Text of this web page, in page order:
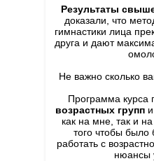
Результаты
доказали, что
гимнастики лица
друга и дают
Не важно сколько
Программа курса
возрастных групп
как на мне, так и
того чтобы было
работать с
нюансы